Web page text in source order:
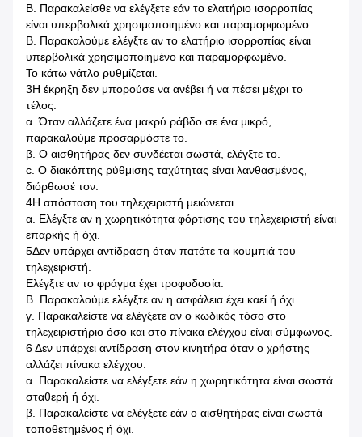
Β. Παρακαλείσθε να ελέγξετε εάν το ελατήριο ισορροπίας
είναι υπερβολικά χρησιμοποιημένο και παραμορφωμένο.
Β. Παρακαλούμε ελέγξτε αν το ελατήριο ισορροπίας είναι
υπερβολικά χρησιμοποιημένο και παραμορφωμένο.
Το κάτω νάτλο ρυθμίζεται.
3Η έκρηξη δεν μπορούσε να ανέβει ή να πέσει μέχρι το
τέλος.
α. Όταν αλλάζετε ένα μακρύ ράβδο σε ένα μικρό,
παρακαλούμε προσαρμόστε το.
β. Ο αισθητήρας δεν συνδέεται σωστά, ελέγξτε το.
c. Ο διακόπτης ρύθμισης ταχύτητας είναι λανθασμένος,
διόρθωσέ τον.
4Η απόσταση του τηλεχειριστή μειώνεται.
α. Ελέγξτε αν η χωρητικότητα φόρτισης του τηλεχειριστή είναι
επαρκής ή όχι.
5Δεν υπάρχει αντίδραση όταν πατάτε τα κουμπιά του
τηλεχειριστή.
Ελέγξτε αν το φράγμα έχει τροφοδοσία.
Β. Παρακαλούμε ελέγξτε αν η ασφάλεια έχει καεί ή όχι.
γ. Παρακαλείστε να ελέγξετε αν ο κωδικός τόσο στο
τηλεχειριστήριο όσο και στο πίνακα ελέγχου είναι σύμφωνος.
6 Δεν υπάρχει αντίδραση στον κινητήρα όταν ο χρήστης
αλλάζει πίνακα ελέγχου.
α. Παρακαλείστε να ελέγξετε εάν η χωρητικότητα είναι σωστά
σταθερή ή όχι.
β. Παρακαλείστε να ελέγξετε εάν ο αισθητήρας είναι σωστά
τοποθετημένος ή όχι.